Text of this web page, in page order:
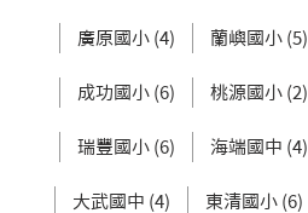
廣原國小 (4) 蘭嶼國小 (5)
成功國小 (6) 桃源國小 (2)
瑞豐國小 (6) 海端國中 (4)
大武國中 (4) 東清國小 (6)